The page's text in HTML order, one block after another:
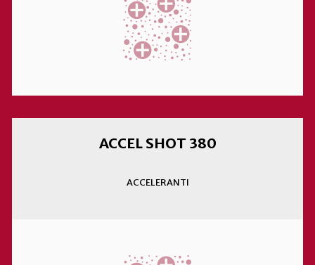
ACCEL SHOT 380
ACCELERANTI